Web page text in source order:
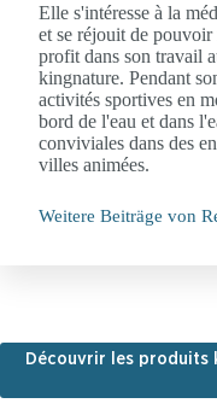
Elle s'intéresse à la
et se réjouit de pouvoir
profit dans son travail
kingnature. Pendant
activités sportives en
bord de l'eau et dans
conviviales dans des
villes animées.
Weitere Beiträge von
Découvrir les produits